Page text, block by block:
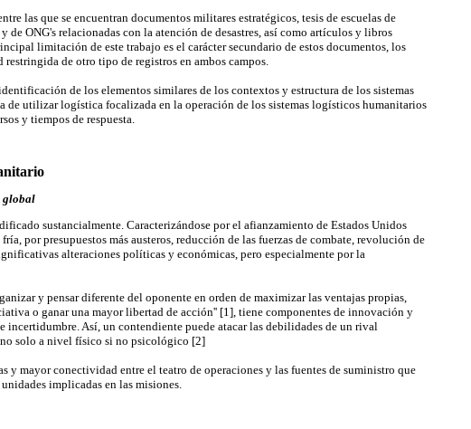
las que se encuentran documentos militares estratégicos, tesis de escuelas de
ONG's relacionadas con la atención de desastres, así como artículos y libros
limitación de este trabajo es el carácter secundario de estos documentos, los
de otro tipo de registros en ambos campos.
de los elementos similares de los contextos y estructura de los sistemas
utilizar logística focalizada en la operación de los sistemas logísticos humanitarios
y tiempos de respuesta.
global
sustancialmente. Caracterizándose por el afianzamiento de Estados Unidos
por presupuestos más austeros, reducción de las fuerzas de combate, revolución de
alteraciones políticas y económicas, pero especialmente por la
y pensar diferente del oponente en orden de maximizar las ventajas propias,
o ganar una mayor libertad de acción'' [1], tiene componentes de innovación y
incertidumbre. Así, un contendiente puede atacar las debilidades de un rival
solo a nivel físico si no psicológico [2]
y mayor conectividad entre el teatro de operaciones y las fuentes de suministro que
implicadas en las misiones.